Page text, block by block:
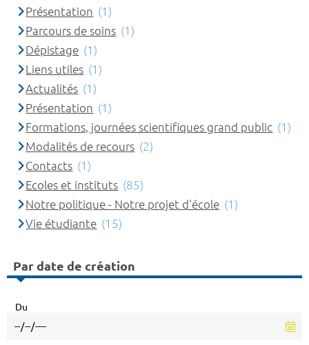
Présentation (1)
Parcours de soins (1)
Dépistage (1)
Liens utiles (1)
Actualités (1)
Présentation (1)
Formations, journées scientifiques grand public (1)
Modalités de recours (2)
Contacts (1)
Ecoles et instituts (85)
Notre politique - Notre projet d'école (1)
Vie étudiante (15)
Par date de création
Du